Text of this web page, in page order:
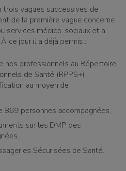
vagues successives de
de la première vague concerne
services médico-sociaux et a
ce jour il a déjà permis :
nos professionnels au Répertoire
de Santé (RPPS+)
au moyen de
869 personnes accompagnées,
sur les DMP des
Sécurisées de Santé.